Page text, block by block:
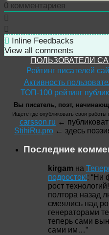
0 комментариев
Inline Feedbacks
View all comments
ПОЛЬЗОВАТЕЛИ
Рейтинг писателей
Активность
ТОП-100 рейтинг
Вы писатель, поэт,
Ищете где опубликовать свои работы
carsson.ru ←
StihiRu.pro ← здесь
Последние
kirgam на
подросток!: “Ни
рост
полтора назад
смеялись над
генераторами
теперь сами
сами им…”